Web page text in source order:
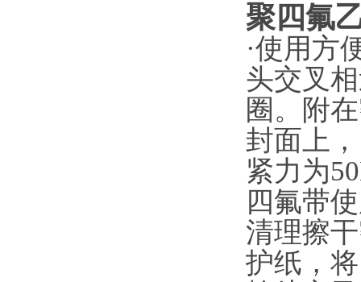
聚四氟
·使用方
头交叉
圈。附
封面上
紧力为
四氟带
清理擦
护纸，